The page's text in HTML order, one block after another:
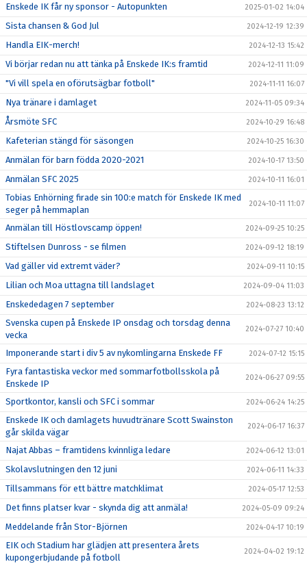
Enskede IK får ny sponsor - Autopunkten 2025-01-02 14:04
Sista chansen & God Jul 2024-12-19 12:39
Handla EIK-merch! 2024-12-13 15:42
Vi börjar redan nu att tänka på Enskede IK:s framtid 2024-12-11 11:09
"Vi vill spela en oförutsägbar fotboll" 2024-11-11 16:07
Nya tränare i damlaget 2024-11-05 09:34
Årsmöte SFC 2024-10-29 16:48
Kafeterian stängd för säsongen 2024-10-25 16:30
Anmälan för barn födda 2020-2021 2024-10-17 13:50
Anmälan SFC 2025 2024-10-11 16:01
Tobias Enhörning firade sin 100:e match för Enskede IK med
seger på hemmaplan
2024-10-11 11:07
Anmälan till Höstlovscamp öppen! 2024-09-25 10:25
Stiftelsen Dunross - se filmen 2024-09-12 18:19
Vad gäller vid extremt väder? 2024-09-11 10:15
Lilian och Moa uttagna till landslaget 2024-09-04 11:03
Enskededagen 7 september 2024-08-23 13:12
Svenska cupen på Enskede IP onsdag och torsdag denna
vecka
2024-07-27 10:40
Imponerande start i div 5 av nykomlingarna Enskede FF 2024-07-12 15:15
Fyra fantastiska veckor med sommarfotbollsskola på
Enskede IP
2024-06-27 09:55
Sportkontor, kansli och SFC i sommar 2024-06-24 14:25
Enskede IK och damlagets huvudtränare Scott Swainston
går skilda vägar
2024-06-17 16:37
Najat Abbas – framtidens kvinnliga ledare 2024-06-12 13:01
Skolavslutningen den 12 juni 2024-06-11 14:33
Tillsammans för ett bättre matchklimat 2024-05-17 12:53
Det finns platser kvar - skynda dig att anmäla! 2024-05-09 09:24
Meddelande från Stor-Björnen 2024-04-17 10:19
EIK och Stadium har glädjen att presentera årets
kupongerbjudande på fotboll
2024-04-02 19:12